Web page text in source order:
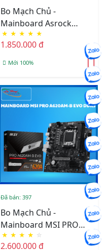
Bo Mạch Chủ -
Mainboard Asrock
A620AM-HVS AM5
★ ★ ★ ★ ★
1.850.000 đ
Mới 100%
Đã bán: 397
Bo Mạch Chủ -
Mainboard MSI PRO
A620AM-B EVO AM5
★ ★ ★ ★ ☆
2.600.000 đ